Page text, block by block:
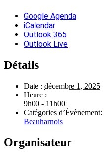
Google Agenda
iCalendar
Outlook 365
Outlook Live
Détails
Date : décembre 1, 2025
Heure :
9h00 - 11h00
Catégories d’Évènement:
Beauharnois
Organisateur